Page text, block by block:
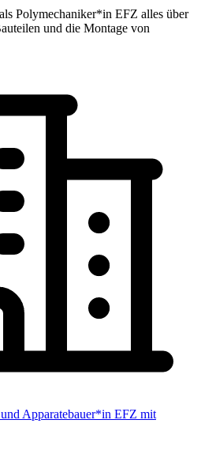
Polymechaniker*in EFZ alles über
und die Montage von
Apparatebauer*in EFZ mit